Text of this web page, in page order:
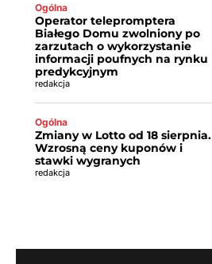
Ogólna
Operator telepromptera
Białego Domu zwolniony po
zarzutach o wykorzystanie
informacji poufnych na rynku
predykcyjnym
redakcja
Ogólna
Zmiany w Lotto od 18 sierpnia.
Wzrosną ceny kuponów i
stawki wygranych
redakcja